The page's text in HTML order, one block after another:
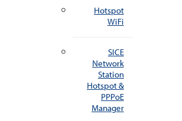
Hotspot
WiFi
SICE
Network
Station
Hotspot &
PPPoE
Manager